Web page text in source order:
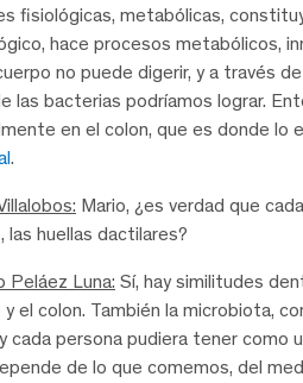
fisiológicas, metabólicas,
hace procesos metabólicos,
no puede digerir, y a través
las bacterias podríamos lograr.
en el colon, que es donde
.
Mario, ¿es verdad que
las huellas dactilares?
Peláez Luna: Sí, hay similitudes
el colon. También la microbiota,
cada persona pudiera tener como
de lo que comemos, del